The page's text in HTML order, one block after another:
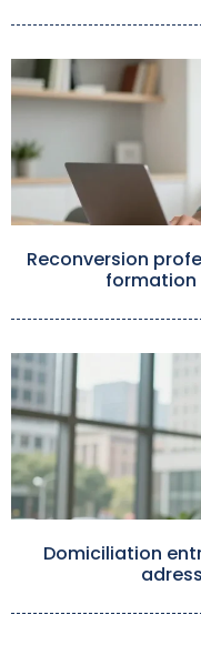
Reconversion
formation
Domiciliation